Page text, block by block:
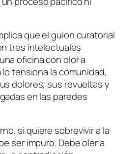
que el guion curatorial
tres intelectuales
oficina con olor a
tensiona la comunidad,
dolores, sus revueltas y
en las paredes
si quiere sobrevivir a la
ser impuro. Debe oler a